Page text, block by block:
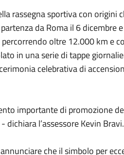
rassegna sportiva con origini
da Roma il 6 dicembre
oltre 12.000 km e
in una serie di tappe
celebrativa di
importante di promozione
dichiara l’assessore Kevin Bravi.
che il simbolo per